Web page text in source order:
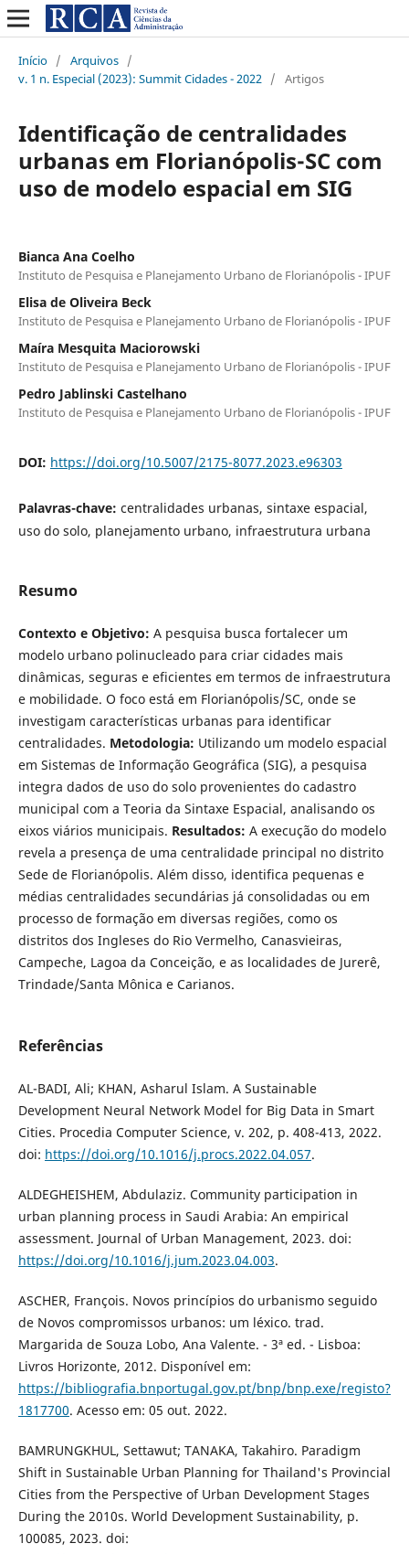
Início / Arquivos /
v. 1 n. Especial (2023): Summit Cidades - 2022 / Artigos
Identificação de centralidades
urbanas em Florianópolis-SC com
uso de modelo espacial em SIG
Bianca Ana Coelho
Instituto de Pesquisa e Planejamento Urbano de Florianópolis - IPUF
Elisa de Oliveira Beck
Instituto de Pesquisa e Planejamento Urbano de Florianópolis - IPUF
Maíra Mesquita Maciorowski
Instituto de Pesquisa e Planejamento Urbano de Florianópolis - IPUF
Pedro Jablinski Castelhano
Instituto de Pesquisa e Planejamento Urbano de Florianópolis - IPUF
DOI: https://doi.org/10.5007/2175-8077.2023.e96303
Palavras-chave: centralidades urbanas, sintaxe espacial,
uso do solo, planejamento urbano, infraestrutura urbana
Resumo
Contexto e Objetivo: A pesquisa busca fortalecer um
modelo urbano polinucleado para criar cidades mais
dinâmicas, seguras e eficientes em termos de infraestrutura
e mobilidade. O foco está em Florianópolis/SC, onde se
investigam características urbanas para identificar
centralidades. Metodologia: Utilizando um modelo espacial
em Sistemas de Informação Geográfica (SIG), a pesquisa
integra dados de uso do solo provenientes do cadastro
municipal com a Teoria da Sintaxe Espacial, analisando os
eixos viários municipais. Resultados: A execução do modelo
revela a presença de uma centralidade principal no distrito
Sede de Florianópolis. Além disso, identifica pequenas e
médias centralidades secundárias já consolidadas ou em
processo de formação em diversas regiões, como os
distritos dos Ingleses do Rio Vermelho, Canasvieiras,
Campeche, Lagoa da Conceição, e as localidades de Jurerê,
Trindade/Santa Mônica e Carianos.
Referências
AL-BADI, Ali; KHAN, Asharul Islam. A Sustainable
Development Neural Network Model for Big Data in Smart
Cities. Procedia Computer Science, v. 202, p. 408-413, 2022.
doi: https://doi.org/10.1016/j.procs.2022.04.057.
ALDEGHEISHEM, Abdulaziz. Community participation in
urban planning process in Saudi Arabia: An empirical
assessment. Journal of Urban Management, 2023. doi:
https://doi.org/10.1016/j.jum.2023.04.003.
ASCHER, François. Novos princípios do urbanismo seguido
de Novos compromissos urbanos: um léxico. trad.
Margarida de Souza Lobo, Ana Valente. - 3ª ed. - Lisboa:
Livros Horizonte, 2012. Disponível em:
https://bibliografia.bnportugal.gov.pt/bnp/bnp.exe/registo?
1817700. Acesso em: 05 out. 2022.
BAMRUNGKHUL, Settawut; TANAKA, Takahiro. Paradigm
Shift in Sustainable Urban Planning for Thailand's Provincial
Cities from the Perspective of Urban Development Stages
During the 2010s. World Development Sustainability, p.
100085, 2023. doi: